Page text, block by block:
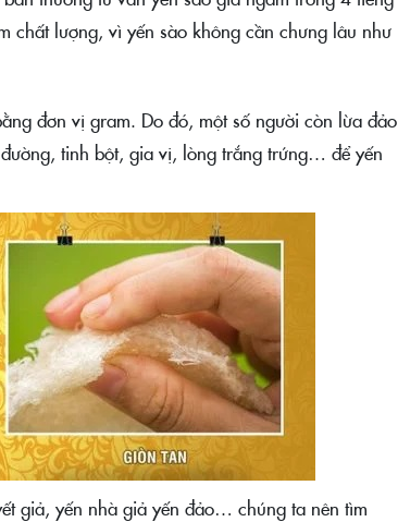
chất lượng, vì yến sào không cần chưng lâu như
đơn vị gram. Do đó, một số người còn lừa đảo
tinh bột, gia vị, lòng trắng trứng… để yến
giả, yến nhà giả yến đảo… chúng ta nên tìm